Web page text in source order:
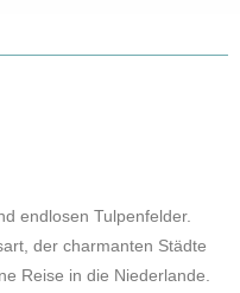
endlosen Tulpenfelder.
der charmanten Städte
Reise in die Niederlande